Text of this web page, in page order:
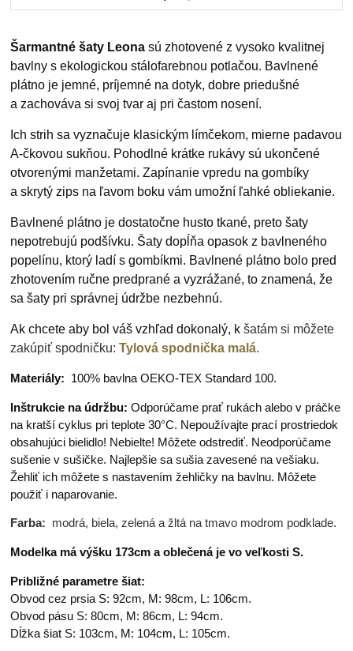
Šarmantné šaty Leona sú zhotovené z vysoko kvalitnej
bavlny s ekologickou stálofarebnou potlačou. Bavlnené
plátno je jemné, príjemné na dotyk, dobre priedušné
a zachováva si svoj tvar aj pri častom nosení.
Ich strih sa vyznačuje klasickým límčekom, mierne padavou
A-čkovou sukňou. Pohodlné krátke rukávy sú ukončené
otvorenými manžetami. Zapínanie vpredu na gombíky
a skrytý zips na ľavom boku vám umožní ľahké obliekanie.
Bavlnené plátno je dostatočne husto tkané, preto šaty
nepotrebujú podšívku. Šaty dopĺňa opasok z bavlneného
popelínu, ktorý ladí s gombíkmi. Bavlnené plátno bolo pred
zhotovením ručne predprané a vyzrážané, to znamená, že
sa šaty pri správnej údržbe nezbehnú.
Ak chcete aby bol váš vzhľad dokonalý, k šatám si môžete
zakúpiť spodničku:Tylová spodnička malá.
Materiály: 100% bavlna OEKO-TEX Standard 100.
Inštrukcie na údržbu: Odporúčame prať rukách alebo v práčke
na kratší cyklus pri teplote 30°C. Nepoužívajte prací prostriedok
obsahujúci bielidlo! Nebielte! Môžete odstrediť. Neodporúčame
sušenie v sušičke. Najlepšie sa sušia zavesené na vešiaku.
Žehliť ich môžete s nastavením žehličky na bavlnu. Môžete
použiť i naparovanie.
Farba: modrá, biela, zelená a žltá na tmavo modrom podklade.
Modelka má výšku 173cm a oblečená je vo veľkosti S.
Približné parametre šiat:
Obvod cez prsia S: 92cm, M: 98cm, L: 106cm.
Obvod pásu S: 80cm, M: 86cm, L: 94cm.
Dĺžka šiat S: 103cm, M: 104cm, L: 105cm.